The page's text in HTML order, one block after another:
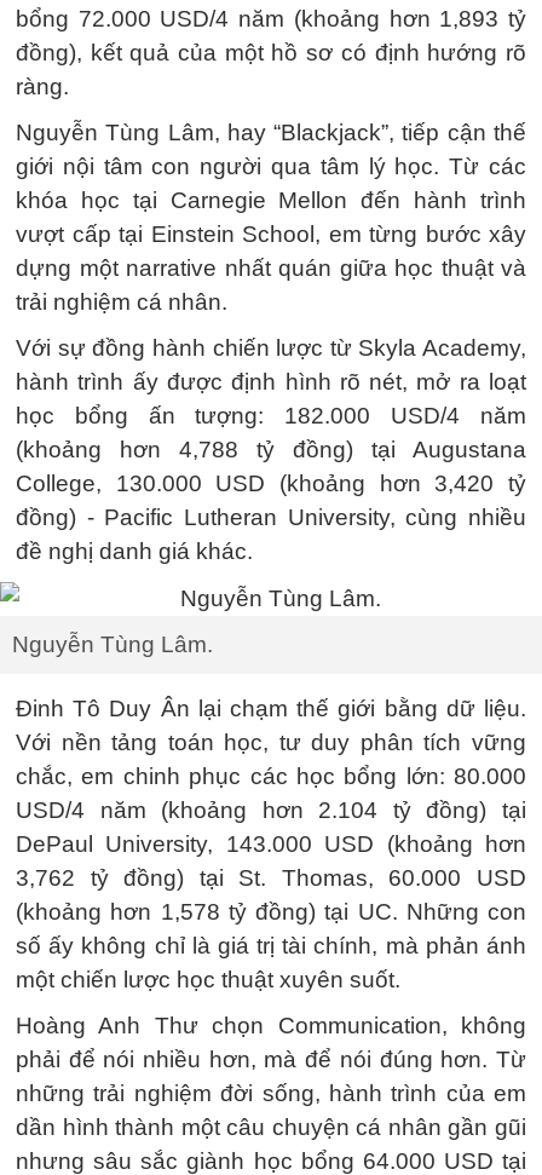
bổng 72.000 USD/4 năm (khoảng hơn 1,893 tỷ
đồng), kết quả của một hồ sơ có định hướng rõ
ràng.
Nguyễn Tùng Lâm, hay “Blackjack”, tiếp cận thế
giới nội tâm con người qua tâm lý học. Từ các
khóa học tại Carnegie Mellon đến hành trình
vượt cấp tại Einstein School, em từng bước xây
dựng một narrative nhất quán giữa học thuật và
trải nghiệm cá nhân.
Với sự đồng hành chiến lược từ Skyla Academy,
hành trình ấy được định hình rõ nét, mở ra loạt
học bổng ấn tượng: 182.000 USD/4 năm
(khoảng hơn 4,788 tỷ đồng) tại Augustana
College, 130.000 USD (khoảng hơn 3,420 tỷ
đồng) - Pacific Lutheran University, cùng nhiều
đề nghị danh giá khác.
Nguyễn Tùng Lâm.
Đinh Tô Duy Ân lại chạm thế giới bằng dữ liệu.
Với nền tảng toán học, tư duy phân tích vững
chắc, em chinh phục các học bổng lớn: 80.000
USD/4 năm (khoảng hơn 2.104 tỷ đồng) tại
DePaul University, 143.000 USD (khoảng hơn
3,762 tỷ đồng) tại St. Thomas, 60.000 USD
(khoảng hơn 1,578 tỷ đồng) tại UC. Những con
số ấy không chỉ là giá trị tài chính, mà phản ánh
một chiến lược học thuật xuyên suốt.
Hoàng Anh Thư chọn Communication, không
phải để nói nhiều hơn, mà để nói đúng hơn. Từ
những trải nghiệm đời sống, hành trình của em
dần hình thành một câu chuyện cá nhân gần gũi
nhưng sâu sắc giành học bổng 64.000 USD tại